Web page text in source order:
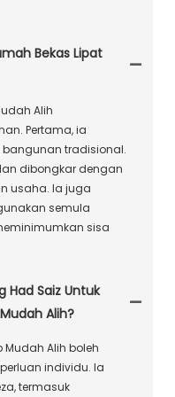
Bekas Lipat
Alih
Pertama, ia
bangunan tradisional.
dibongkar dengan
usaha. Ia juga
semula
sisa
Had Saiz Untuk
Alih?
Mudah Alih boleh
individu. Ia
termasuk